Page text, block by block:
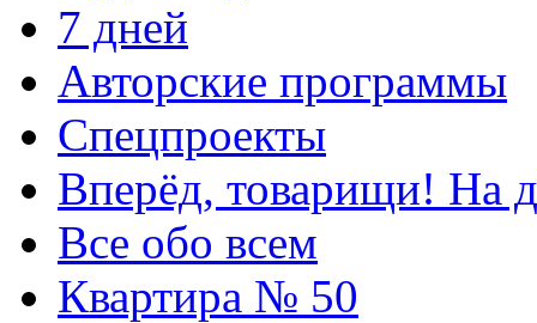
7 дней
Авторские программы
Спецпроекты
Вперёд, товарищи! На
Все обо всем
Квартира № 50